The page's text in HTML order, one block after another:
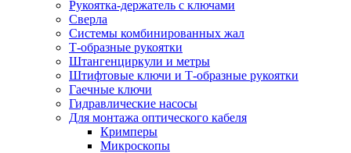
Рукоятка-держатель с ключами
Сверла
Системы комбинированных жал
Т-образные рукоятки
Штангенциркули и метры
Штифтовые ключи и Т-образные рукоятки
Гаечные ключи
Гидравлические насосы
Для монтажа оптического кабеля
Кримперы
Микроскопы